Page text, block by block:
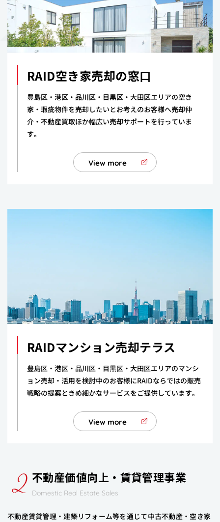
RAID空き家売却の窓⼝
豊島区・港区・品川区・目黒区・大田区エリアの空き
家・瑕疵物件を売却したいとお考えのお客様へ売却仲
介・不動産買取ほか幅広い売却サポートを行っていま
す。
View more
RAIDマンション売却テラス
豊島区・港区・品川区・目黒区・大田区エリアのマンシ
ョン売却・活用を検討中のお客様にRAIDならではの販売
戦略の提案ときめ細かなサービスをご提供しています。
View more
不動産価値向上・賃貸管理事業
Domestic Real Estate Sales
不動産賃貸管理・建築リフォーム等を通じて中古不動産・空き家